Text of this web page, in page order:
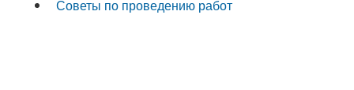
Советы по проведению работ